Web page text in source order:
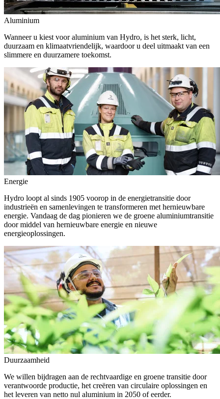
Aluminium
Wanneer u kiest voor aluminium van Hydro, is het sterk, licht,
duurzaam en klimaatvriendelijk, waardoor u deel uitmaakt van een
slimmere en duurzamere toekomst.
Energie
Hydro loopt al sinds 1905 voorop in de energietransitie door
industrieën en samenlevingen te transformeren met hernieuwbare
energie. Vandaag de dag pionieren we de groene aluminiumtransitie
door middel van hernieuwbare energie en nieuwe
energieoplossingen.
Duurzaamheid
We willen bijdragen aan de rechtvaardige en groene transitie door
verantwoorde productie, het creëren van circulaire oplossingen en
het leveren van netto nul aluminium in 2050 of eerder.